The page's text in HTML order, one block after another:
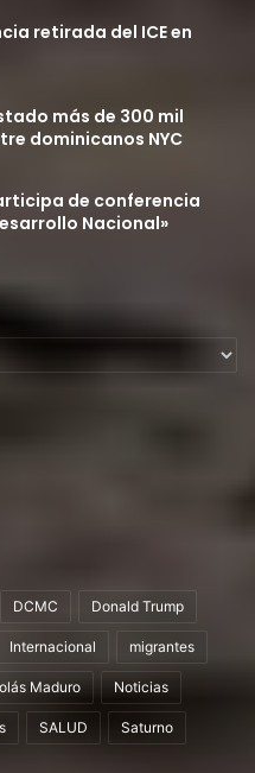
retirada del ICE en
más de 300 mil
dominicanos NYC
de conferencia
Nacional»
DCMC Donald Trump
Internacional migrantes
Maduro Noticias
SALUD Saturno